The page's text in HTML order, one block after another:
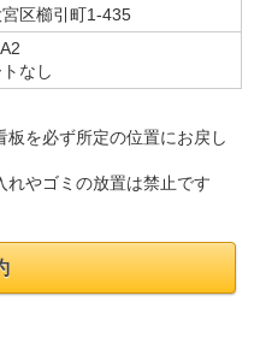
区櫛引町1-435
なし
板を必ず所定の位置にお戻し
やゴミの放置は禁止です